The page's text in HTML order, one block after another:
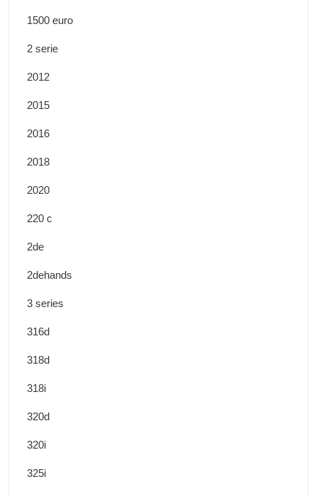
1500 euro
2 serie
2012
2015
2016
2018
2020
220 c
2de
2dehands
3 series
316d
318d
318i
320d
320i
325i